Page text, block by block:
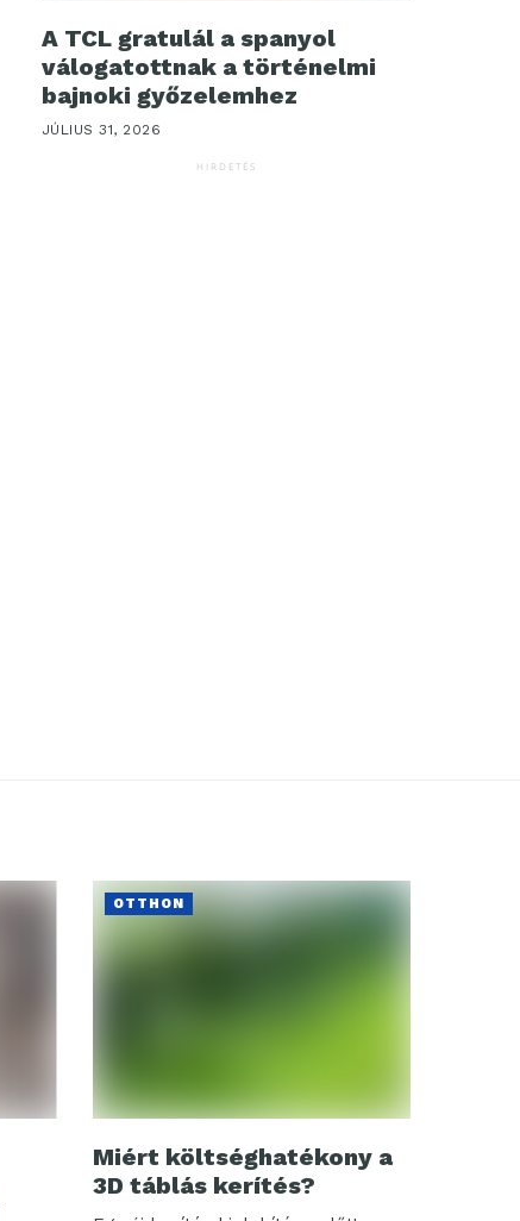
A TCL gratulál a spanyol
válogatottnak a történelmi
bajnoki győzelemhez
JÚLIUS 31, 2026
HIRDETÉS
OTTHON
Miért költséghatékony a
3D táblás kerítés?